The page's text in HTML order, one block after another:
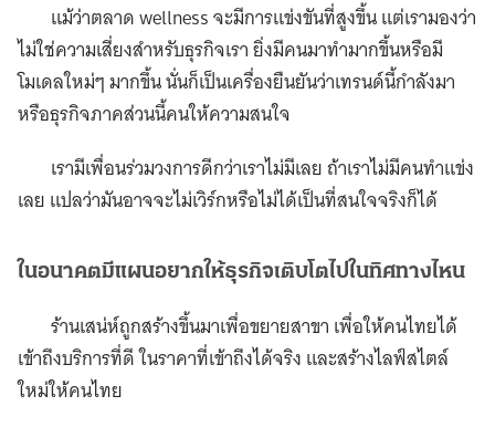
แม้ว่าตลาด wellness จะมีการแข่งขันที่สูงขึ้น แต่เรามองว่า
ไม่ใช่ความเสี่ยงสำหรับธุรกิจเรา ยิ่งมีคนมาทำมากขึ้นหรือมี
โมเดลใหม่ๆ มากขึ้น นั่นก็เป็นเครื่องยืนยันว่าเทรนด์นี้กำลังมา
หรือธุรกิจภาคส่วนนี้คนให้ความสนใจ
เรามีเพื่อนร่วมวงการดีกว่าเราไม่มีเลย ถ้าเราไม่มีคนทำแข่ง
เลย แปลว่ามันอาจจะไม่เวิร์กหรือไม่ได้เป็นที่สนใจจริงก็ได้
ในอนาคตมีแผนอยากให้ธุรกิจเติบโตไปในทิศทางไหน
ร้านเสน่ห์ถูกสร้างขึ้นมาเพื่อขยายสาขา เพื่อให้คนไทยได้
เข้าถึงบริการที่ดี ในราคาที่เข้าถึงได้จริง เเละสร้างไลฟ์สไตล์
ใหม่ให้คนไทย